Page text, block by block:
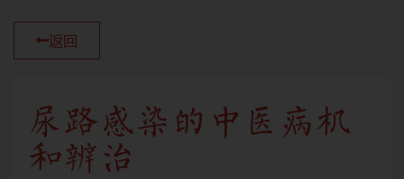
返回
尿路感染的中医病机
和辨治